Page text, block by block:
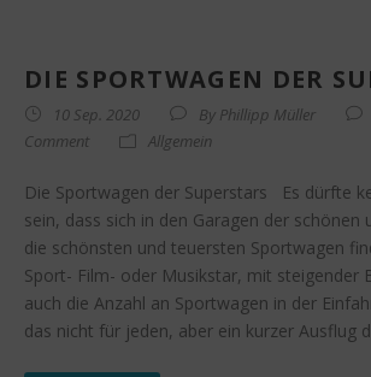
DIE SPORTWAGEN DER
10 Sep. 2020 By Phillipp Müller
Comment
Allgemein
Die Sportwagen der Superstars Es dürfte
sein, dass sich in den Garagen der schönen
die schönsten und teuersten Sportwagen
Sport- Film- oder Musikstar, mit steigender
auch die Anzahl an Sportwagen in der
das nicht für jeden, aber ein kurzer Ausflug